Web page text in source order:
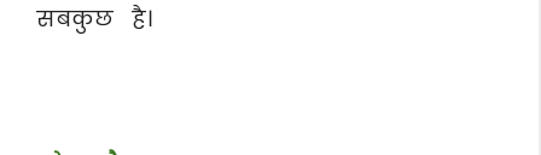
सबकुछ है।